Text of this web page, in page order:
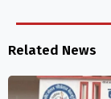
Related News